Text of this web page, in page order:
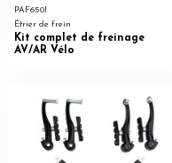
PAF650I
Étrier de frein
Kit complet de freinage
AV/AR Vélo